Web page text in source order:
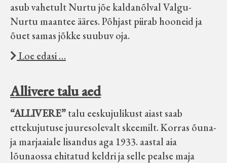
asub vahetult Nurtu jõe kaldanõlval Valgu-
Nurtu maantee ääres. Põhjast piirab hooneid ja
õuet samas jõkke suubuv oja.
Loe edasi …
Allivere talu aed
“ALLIVERE”talu eeskujulikust aiast saab
ettekujutuse juuresolevalt skeemilt. Korras õuna-
ja marjaaiale lisandus aga 1933. aastal aia
lõunaossa ehitatud keldri ja selle pealse maja